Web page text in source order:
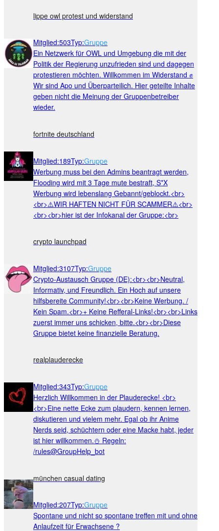
lippe owl protest und widerstand
Mitglied:503Typ:Gruppe
Ein Netzwerk für OWL und Umgebung die mit der
Politik der Regierung unzufrieden sind und dagegen
protestieren möchten. Willkommen im Widerstand ✊
Wir sind Apo und Überparteilich. Hier geteilte Inhalte
geben nicht die Meinung der Gruppenbetreiber
wieder.
fortnite deutschland
Mitglied:189Typ:Gruppe
Werbung muss bei den Admins beantragt werden,
Flooding wird mit 3 Tage mute bestraft, S*X
Werbung wird lebenslang Gebannt/geblockt.<br>
<br>⚠️WIR HAFTEN NICHT FÜR SCAMMER⚠️<br>
<br><br>hier ist der Infokanal der Gruppe:<br>
crypto launchpad
Mitglied:3107Typ:Gruppe
Crypto-Austausch Gruppe (DE):<br><br>Neutral,
Informativ, und Freundlich. Ein Hoch auf unsere
hilfsbereite Community!<br><br>Keine Werbung. /
Kein Spam.<br>+ Keine Refferal-Links!<br><br>Links
zuerst immer uns schicken, bitte.<br><br>Diese
Gruppe bietet keine finanzielle Beratung.
realplauderecke
Mitglied:343Typ:Gruppe
Herzlich Willkommen in der Plauderecke! <br>
<br>Eine nette Ecke zum plaudern, kennen lernen,
diskutieren und vielem mehr. Egal ob ihr Anime
Nerds seid, schüchtern oder eine Macke habt, jeder
ist hier willkommen.⛄️ Regeln:
/rules@GroupHelp_bot
münchen casual dating
Mitglied:207Typ:Gruppe
Spontane und nicht so spontane treffen mit und ohne
Anlaufzeit für Erwachsene ?